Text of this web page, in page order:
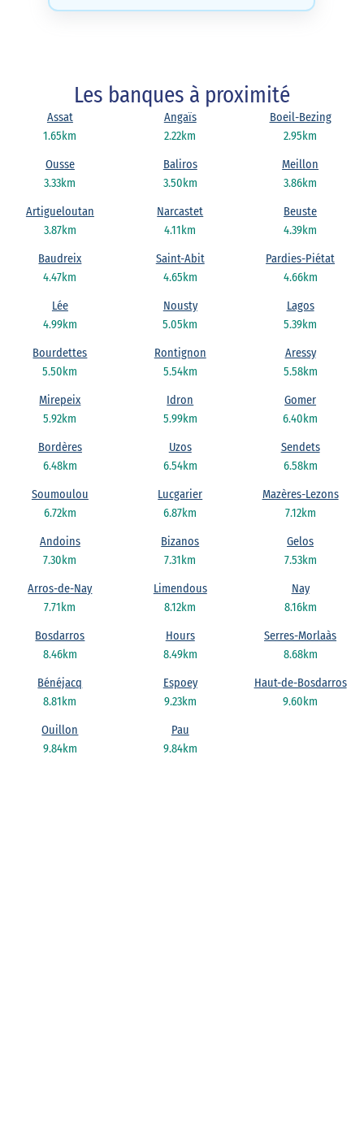
Les banques à proximité
1.65km
Assat
2.22km
Angaïs
2.95km
Boeil-Bezing
3.33km
Ousse
3.50km
Baliros
3.86km
Meillon
3.87km
Artigueloutan
4.11km
Narcastet
4.39km
Beuste
4.47km
Baudreix
4.65km
Saint-Abit
4.66km
Pardies-Piétat
4.99km
Lée
5.05km
Nousty
5.39km
Lagos
5.50km
Bourdettes
5.54km
Rontignon
5.58km
Aressy
5.92km
Mirepeix
5.99km
Idron
6.40km
Gomer
6.48km
Bordères
6.54km
Uzos
6.58km
Sendets
6.72km
Soumoulou
6.87km
Lucgarier
7.12km
Mazères-Lezons
7.30km
Andoins
7.31km
Bizanos
7.53km
Gelos
7.71km
Arros-de-Nay
8.12km
Limendous
8.16km
Nay
8.46km
Bosdarros
8.49km
Hours
8.68km
Serres-Morlaàs
8.81km
Bénéjacq
9.23km
Espoey
9.60km
Haut-de-Bosdarros
9.84km
Ouillon
9.84km
Pau